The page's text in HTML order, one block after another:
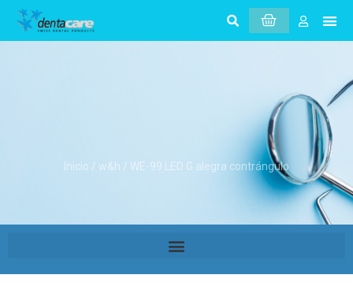
Inicio / w&h / WE-99 LED G alegra contrángulo